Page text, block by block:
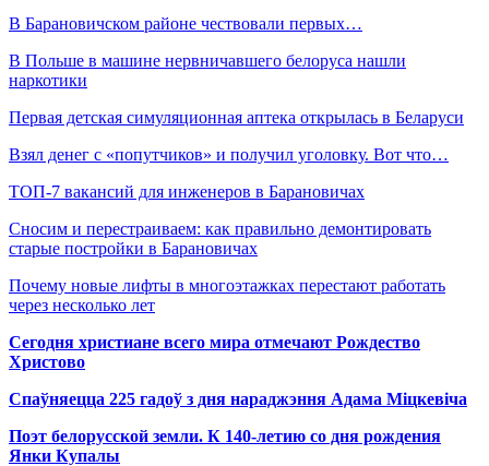
В Барановичском районе чествовали первых…
В Польше в машине нервничавшего белоруса нашли
наркотики
Первая детская симуляционная аптека открылась в Беларуси
Взял денег с «попутчиков» и получил уголовку. Вот что…
ТОП-7 вакансий для инженеров в Барановичах
Сносим и перестраиваем: как правильно демонтировать
старые постройки в Барановичах
Почему новые лифты в многоэтажках перестают работать
через несколько лет
Сегодня христиане всего мира отмечают Рождество
Христово
Спаўняецца 225 гадоў з дня нараджэння Адама Міцкевіча
Поэт белорусской земли. К 140-летию со дня рождения
Янки Купалы